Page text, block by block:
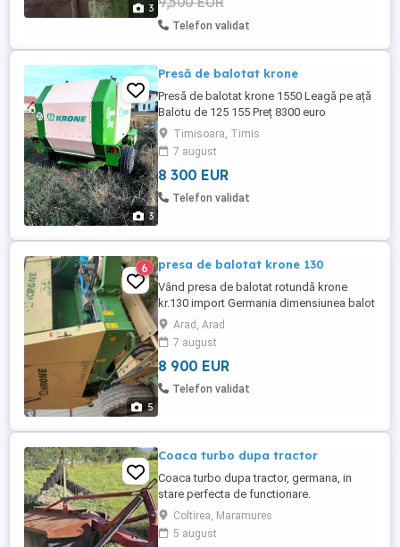
3
Telefon validat
3
Presă de balotat krone
Presă de balotat krone 1550 Leagă pe ață
Balotu de 125 155 Preț 8300 euro
Timisoara, Timis
7 august
8 300 EUR
Telefon validat
5
6 presa de balotat krone 130
Vând presa de balotat rotundă krone
kr.130 import Germania dimensiunea balot
130 120 cm,leagă cu doua ațe,pic-up
lățimea 1,90 m cu furci ajutătoare și roti de
copiere,nefolosită în RO ,fără suduri
vopsea originală.Presa se află în stare
perfecta de funcționare gata de lucru.
Arad, Arad
7 august
8 900 EUR
Telefon validat
Coaca turbo dupa tractor
Coaca turbo dupa tractor, germana, in
stare perfecta de functionare.
Coltirea, Maramures
5 august